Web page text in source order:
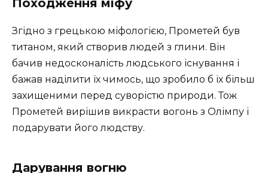
Походження міфу
Згідно з грецькою міфологією, Прометей був
титаном, який створив людей з глини. Він
бачив недосконалість людського існування і
бажав наділити їх чимось, що зробило б їх більш
захищеними перед суворістю природи. Тож
Прометей вирішив викрасти вогонь з Олімпу і
подарувати його людству.
Дарування вогню